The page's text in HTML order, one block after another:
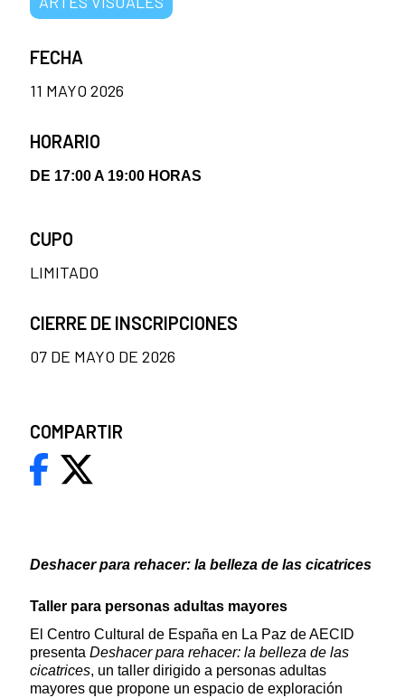
Deshacer para rehacer: la belleza de las cicatrices
Taller para personas adultas mayores
El Centro Cultural de España en La Paz de AECID
presenta Deshacer para rehacer: la belleza de las
cicatrices, un taller dirigido a personas adultas
mayores que propone un espacio de exploración
FECHA
11 MAYO 2026
HORARIO
DE 17:00 A 19:00 HORAS
CUPO
LIMITADO
CIERRE DE INSCRIPCIONES
07 DE MAYO DE 2026
COMPARTIR